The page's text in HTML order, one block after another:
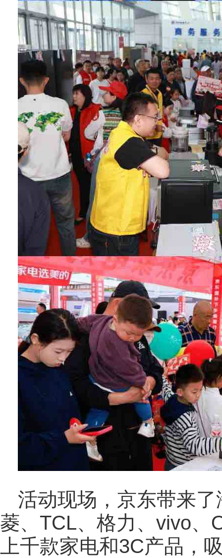
活动现场，京东带来
菱、TCL、格力、vivo、
上千款家电和3C产品，